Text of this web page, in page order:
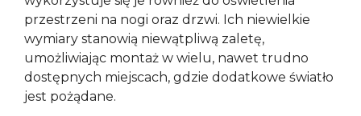
przestrzeni na nogi oraz drzwi. Ich niewielkie
wymiary stanowią niewątpliwą zaletę,
umożliwiając montaż w wielu, nawet trudno
dostępnych miejscach, gdzie dodatkowe światło
jest pożądane.